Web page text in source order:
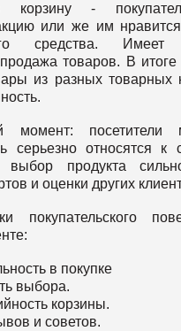
корзину -
или же им нравится
средства. Имеет
товаров. В итоге
из разных товарных
момент: посетители
серьезно относятся к
продукта
и оценки других
покупательского
в покупке
выбора.
корзины.
и советов.